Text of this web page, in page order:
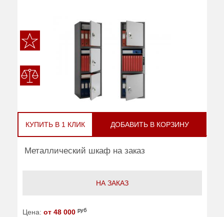
КУПИТЬ В 1 КЛИК ДОБАВИТЬ В КОРЗИНУ
Металлический шкаф на заказ
НА ЗАКАЗ
Цена: от 48 000 руб